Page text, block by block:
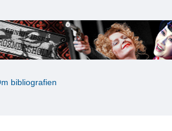
bibliografien